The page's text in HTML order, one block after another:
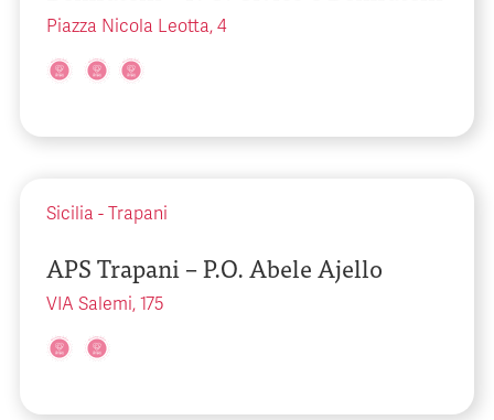
Piazza Nicola Leotta, 4
Sicilia - Trapani
APS Trapani – P.O. Abele Ajello
VIA Salemi, 175